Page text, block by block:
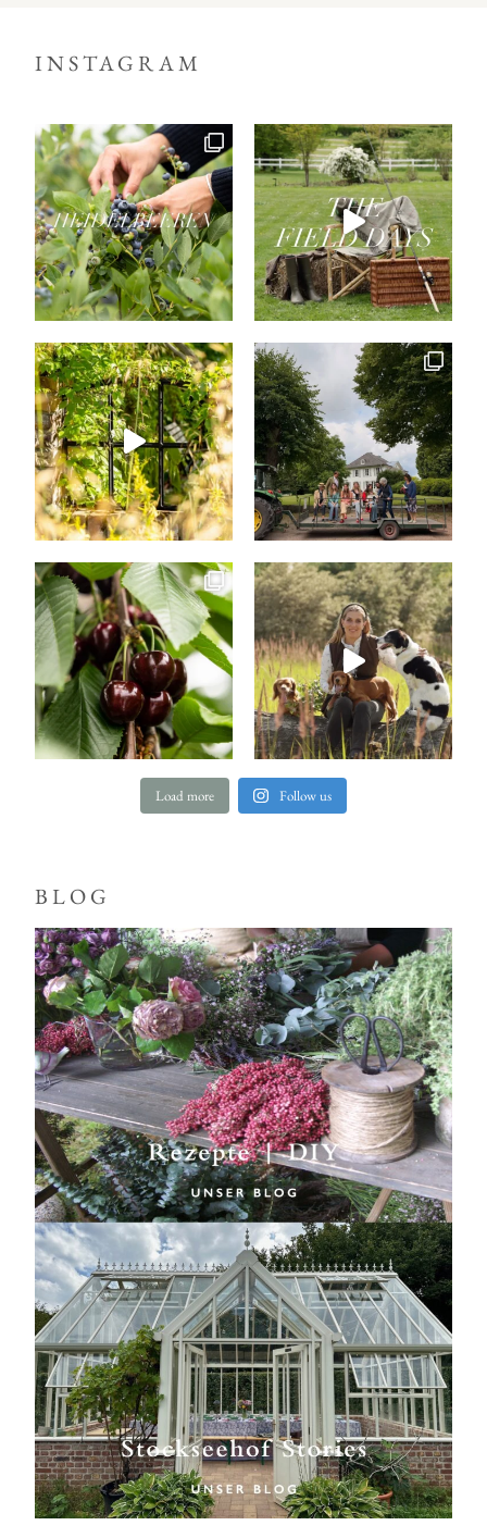
INSTAGRAM
Load more Follow us
BLOG